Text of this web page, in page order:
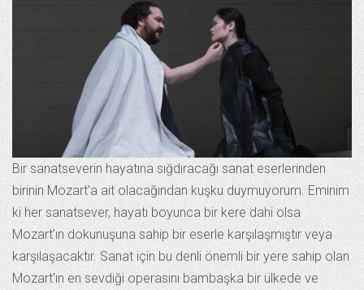
Bir sanatseverin hayatına sığdıracağı sanat eserlerinden
birinin Mozart’a ait olacağından kuşku duymuyorum. Eminim
ki her sanatsever, hayatı boyunca bir kere dahi olsa
Mozart’ın dokunuşuna sahip bir eserle karşılaşmıştır veya
karşılaşacaktır. Sanat için bu denli önemli bir yere sahip olan
Mozart’ın en sevdiği operasını bambaşka bir ülkede ve